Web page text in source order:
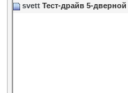
svett Тест-драйв 5-дверной